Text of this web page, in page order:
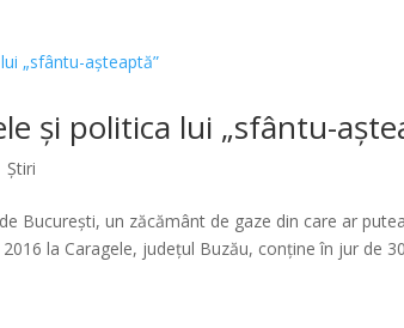
și politica lui „sfântu-
Știri
București, un zăcământ de gaze din care ar
la Caragele, județul Buzău, conține în jur de